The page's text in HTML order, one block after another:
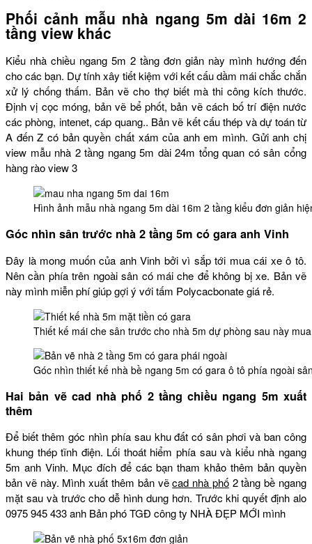
Phối cảnh mẫu nhà ngang 5m dài 16m 2
tầng view khác
Kiểu nhà chiều ngang 5m 2 tầng đơn giản này mình hướng đến
cho các bạn. Dự tính xây tiết kiệm với kết cấu dầm mái chắc chắn
xử lý chống thấm. Bản vẽ cho thợ biết mà thi công kích thước.
Định vị cọc móng, bản vẽ bể phốt, bản vẽ cách bố trí điện nước
các phòng, intenet, cáp quang.. Bản vẽ kết cấu thép và dự toán từ
A đến Z có bản quyền chất xám của anh em mình. Gửi anh chị
view mẫu nhà 2 tầng ngang 5m dài 24m tổng quan có sân cổng
hàng rào view 3
Hình ảnh mẫu nhà ngang 5m dài 16m 2 tầng kiểu đơn giản
Góc nhìn sân trước nhà 2 tầng 5m có gara anh Vinh
Đây là mong muốn của anh Vinh bởi vì sắp tới mua cái xe ô tô.
Nên cần phía trên ngoài sân có mái che để không bị xe. Bản vẽ
này mình miễn phí giúp gợi ý với tấm Polycacbonate giá rẻ.
Thiết kế mái che sân trước cho nhà 5m dự phòng sau này
Góc nhìn thiết kế nhà bề ngang 5m có gara ô tô phía ngoài
Hai bản vẽ cad nhà phố 2 tầng chiều ngang 5m xuất
thêm
Để biết thêm góc nhìn phía sau khu đất có sân phơi và ban công
khung thép tĩnh điện. Lối thoát hiểm phía sau và kiểu nhà ngang
5m anh Vinh. Mục đích để các bạn tham khảo thêm bản quyền
bản vẽ này. Mình xuất thêm bản vẽcad nhà phố2 tầng bề ngang
mặt sau và trước cho dễ hình dung hơn. Trước khi quyết định alo
0975 945 433 anh Bản phó TGĐ công ty NHÀ ĐẸP MỚI mình